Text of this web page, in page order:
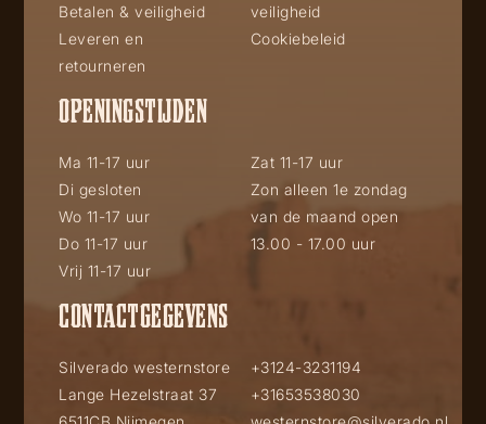
Betalen & veiligheid
Leveren en
retourneren
veiligheid
Cookiebeleid
OPENINGSTIJDEN
Ma 11-17 uur
Di gesloten
Wo 11-17 uur
Do 11-17 uur
Vrij 11-17 uur
Zat 11-17 uur
Zon alleen 1e zondag
van de maand open
13.00 - 17.00 uur
CONTACTGEGEVENS
Silverado westernstore
Lange Hezelstraat 37
+3124-3231194
+31653538030